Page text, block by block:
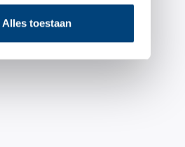
Alles toestaan